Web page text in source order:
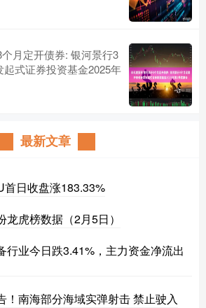
月定开债券: 银河景行3
式证券投资基金2025年
最新文章
首日收盘涨183.33%
虎榜数据（2月5日）
行业今日跌3.41%，主力资金净流出
！南海部分海域实弹射击 禁止驶入